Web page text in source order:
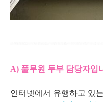
A) 풀무원 두부 담당자입
인터넷에서 유행하고 있는